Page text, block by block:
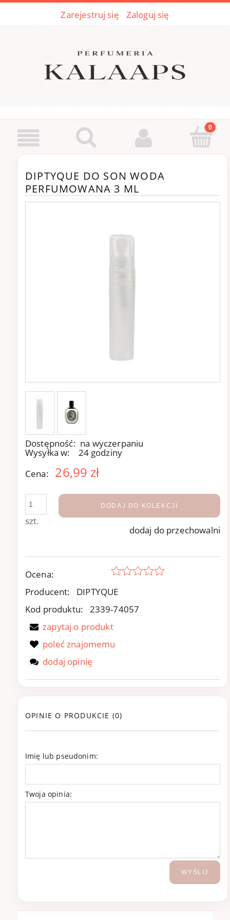
Zarejestruj się Zaloguj się
DIPTYQUE DO SON WODA
PERFUMOWANA 3 ML
Dostępność: na wyczerpaniu
Wysyłka w:
24 godziny
Cena:
26,99 zł
szt.
DODAJ DO KOLEKCJI
dodaj do przechowalni
Ocena:
Producent:
DIPTYQUE
Kod produktu:
2339-74057
zapytaj o produkt
poleć znajomemu
dodaj opinię
OPINIE O PRODUKCIE (0)
Imię lub pseudonim:
Twoja opinia:
WYŚLIJ